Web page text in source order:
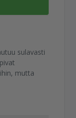
sulavasti
mutta